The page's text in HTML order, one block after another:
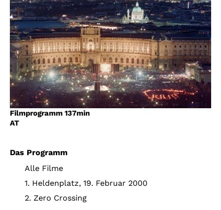
Filmpakete
Gutscheine
& Filmpässe
Account
Suche
Filmprogramm 137min
AT
Das Programm
Alle Filme
1. Heldenplatz, 19. Februar 2000
2. Zero Crossing